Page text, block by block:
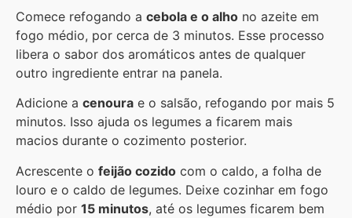
Comece refogando a cebola e o alho no azeite em
fogo médio, por cerca de 3 minutos. Esse processo
libera o sabor dos aromáticos antes de qualquer
outro ingrediente entrar na panela.
Adicione a cenoura e o salsão, refogando por mais 5
minutos. Isso ajuda os legumes a ficarem mais
macios durante o cozimento posterior.
Acrescente o feijão cozido com o caldo, a folha de
louro e o caldo de legumes. Deixe cozinhar em fogo
médio por 15 minutos, até os legumes ficarem bem